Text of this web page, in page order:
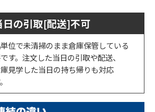
日の引取[配送]不可
位で未清掃のまま倉庫保管している
す。注文した当日の引取や配送、
見学した当日の持ち帰りも対応